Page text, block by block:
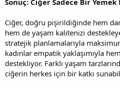
Ciğer, doğru pişirildiğinde hem
hem de yaşam kalitenizi
stratejik planlamalarıyla
kadınlar empatik yaklaşımıyla
destekliyor. Farklı yaşam
ciğerin herkes için bir katkı